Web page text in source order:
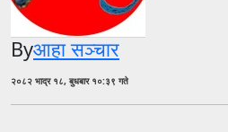
Byआहा सञ्चार
२०८२ भाद्र १८, बुधबार १०:३९ गते